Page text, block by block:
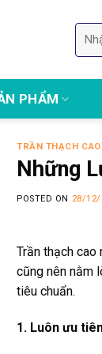
Tìm
kiếm:
PHẨM
TRẦN THẠCH CAO
Những
POSTED ON 28/12/
Trần thạch cao
cũng nên nằm
tiêu chuẩn.
1. Luôn ưu